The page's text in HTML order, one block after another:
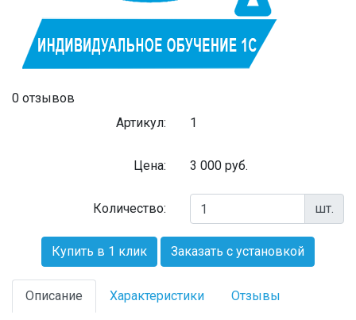
0 отзывов
Артикул:
1
Цена: 3 000 руб.
Количество: шт.
Купить в 1 клик Заказать с установкой
Описание Характеристики Отзывы